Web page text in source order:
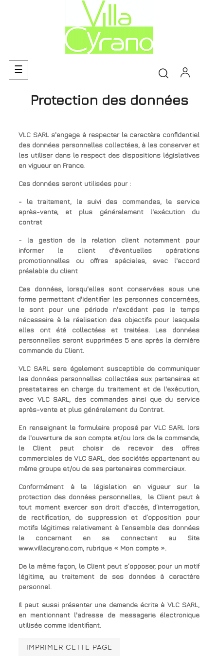
Basculer
la
☰
Protection des données
VLC SARL s'engage à respecter le caractère confidentiel
des données personnelles collectées, à les conserver et
les utiliser dans le respect des dispositions législatives
en vigueur en France.
Ces données seront utilisées pour :
- le traitement, le suivi des commandes, le service
après-vente, et plus généralement l'exécution du
contrat
- la gestion de la relation client notamment pour
informer le client d'éventuelles opérations
promotionnelles ou offres spéciales, avec l'accord
préalable du client
Ces données, lorsqu'elles sont conservées sous une
forme permettant d'identifier les personnes concernées,
le sont pour une période n'excédant pas le temps
nécessaire à la réalisation des objectifs pour lesquels
elles ont été collectées et traitées. Les données
personnelles seront supprimées 5 ans après la dernière
commande du Client.
VLC SARL sera également susceptible de communiquer
les données personnelles collectées aux partenaires et
prestataires en charge du traitement et de l'exécution,
avec VLC SARL, des commandes ainsi que du service
après-vente et plus généralement du Contrat.
En renseignant le formulaire proposé par VLC SARL lors
de l'ouverture de son compte et/ou lors de la commande,
le Client peut choisir de recevoir des offres
commerciales de VLC SARL, des sociétés appartenant au
même groupe et/ou de ses partenaires commerciaux.
Conformément à la législation en vigueur sur la
protection des données personnelles, le Client peut à
tout moment exercer son droit d'accès, d’interrogation,
de rectification, de suppression et d’opposition pour
motifs légitimes relativement à l’ensemble des données
le concernant en se connectant au Site
www.villacyrano.com, rubrique « Mon compte ».
De la même façon, le Client peut s’opposer, pour un motif
légitime, au traitement de ses données à caractère
personnel.
Il peut aussi présenter une demande écrite à VLC SARL,
en mentionnant l'adresse de messagerie électronique
utilisée comme identifiant.